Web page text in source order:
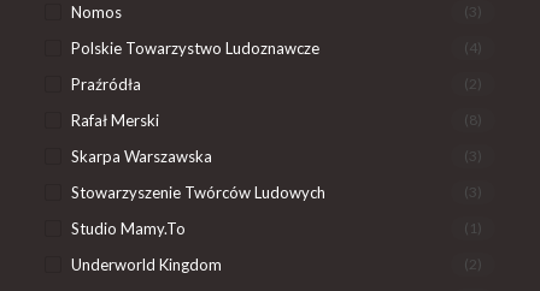
Nomos (3)
Polskie Towarzystwo Ludoznawcze (4)
Praźródła (2)
Rafał Merski (8)
Skarpa Warszawska (3)
Stowarzyszenie Twórców Ludowych (3)
Studio Mamy.To (1)
Underworld Kingdom (2)